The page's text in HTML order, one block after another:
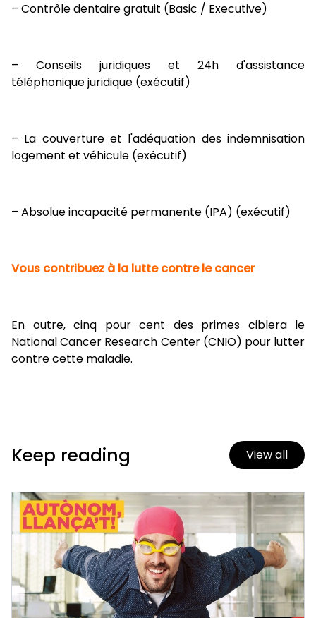
– Contrôle dentaire gratuit (Basic / Executive)
– Conseils juridiques et 24h d'assistance
téléphonique juridique (exécutif)
– La couverture et l'adéquation des indemnisation
logement et véhicule (exécutif)
– Absolue incapacité permanente (IPA) (exécutif)
Vous contribuez à la lutte contre le cancer
En outre, cinq pour cent des primes ciblera le
National Cancer Research Center (CNIO) pour lutter
contre cette maladie.
Keep reading View all